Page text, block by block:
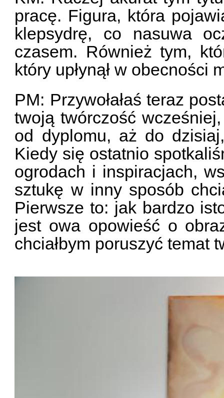
pracę. Figura, która
klepsydrę, co nasuwa
czasem. Również tym,
który upłynął w obecności
PM: Przywołałaś teraz
twoją twórczość
od dyplomu, aż do
Kiedy się ostatnio
ogrodach i inspiracjach,
sztukę w inny sposób
Pierwsze to: jak bardzo
jest owa opowieść o
chciałbym poruszyć temat